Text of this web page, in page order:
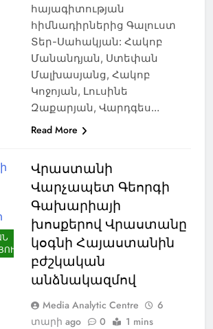
հայագիտության
հիմնադիրներից Գալուստ
Տեր-Սահակյան: Հակոբ
Մանանդյան, Ստեփան
Մալխասյանց, Հակոբ
Կոջոյան, Լուսինե
Զաքարյան, Վարդգես…
Read More
Վրաստանի
Վարչապետ Գեորգի
Գախարիայի
խոսքերով Վրաստանը
կօգնի Հայաստանին
բժշկական
անձնակազմով
Media Analytic Centre
6
տարի ago
0 1 mins